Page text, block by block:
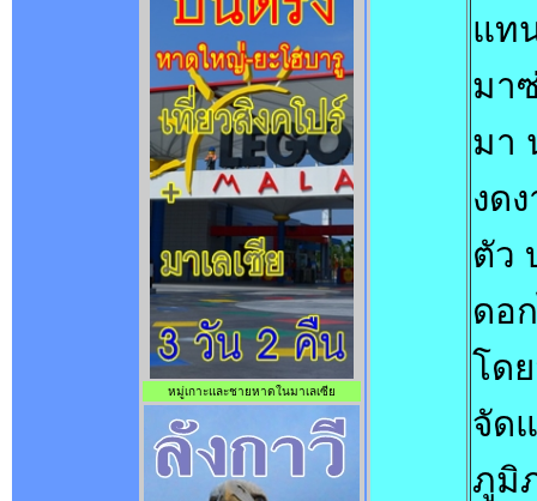
หมู่เกาะและชายหาดในมาเลเซีย
แท
มา
มา
งด
ตัว
ดอ
โด
จัด
ภูมิ